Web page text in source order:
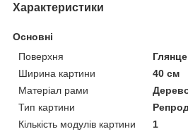
Характеристики
Основні
Поверхня
Ширина картини
40 см
Матеріал рами
Тип картини
Кількість модулів картини
1